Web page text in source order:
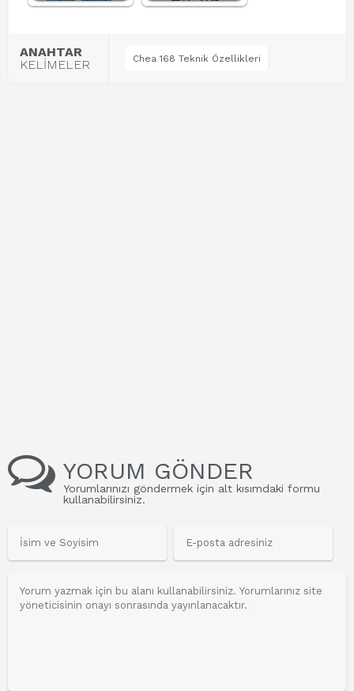
ANAHTAR
KELİMELER
Chea 168 Teknik Özellikleri
YORUM GÖNDER
Yorumlarınızı göndermek için alt kısımdaki formu
kullanabilirsiniz.